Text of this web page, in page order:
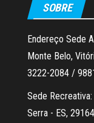
SOBRE
Endereço Sede
Monte Belo,
3222-2084 /
Sede
Serra - ES,